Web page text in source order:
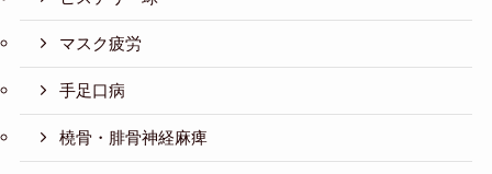
マスク疲労
手足口病
橈骨・腓骨神経麻痺